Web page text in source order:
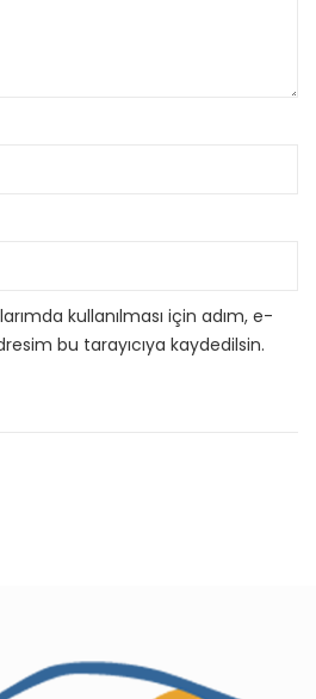
kullanılması için adım, e-
bu tarayıcıya kaydedilsin.